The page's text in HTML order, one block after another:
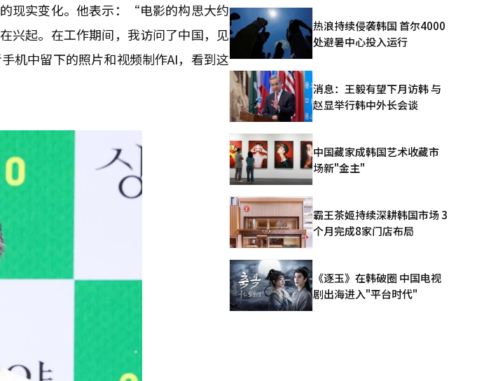
现实变化。他表示：“电影的构思大约
兴起。在工作期间，我访问了中国，见
机中留下的照片和视频制作AI，看到这
热浪持续侵袭韩国 首尔4000
处避暑中心投入运行
消息：王毅有望下月访韩 与
赵显举行韩中外长会谈
中国藏家成韩国艺术收藏市
场新"金主"
霸王茶姬持续深耕韩国市场 3
个月完成8家门店布局
《逐玉》在韩破圈 中国电视
剧出海进入"平台时代"